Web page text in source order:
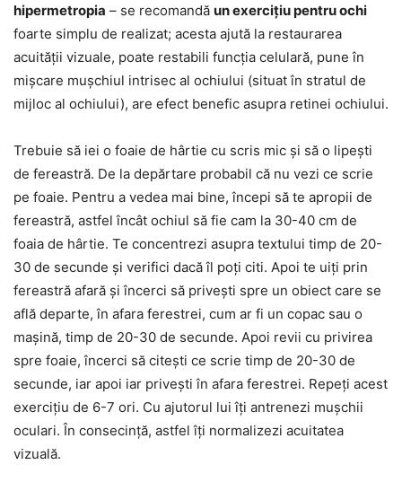
hipermetropia – se recomandă un exercițiu pentru ochi
foarte simplu de realizat; acesta ajută la restaurarea
acuității vizuale, poate restabili funcția celulară, pune în
mișcare mușchiul intrisec al ochiului (situat în stratul de
mijloc al ochiului), are efect benefic asupra retinei ochiului.
Trebuie să iei o foaie de hârtie cu scris mic și să o lipești
de fereastră. De la depărtare probabil că nu vezi ce scrie
pe foaie. Pentru a vedea mai bine, începi să te apropii de
fereastră, astfel încât ochiul să fie cam la 30-40 cm de
foaia de hârtie. Te concentrezi asupra textului timp de 20-
30 de secunde și verifici dacă îl poți citi. Apoi te uiți prin
fereastră afară și încerci să privești spre un obiect care se
află departe, în afara ferestrei, cum ar fi un copac sau o
mașină, timp de 20-30 de secunde. Apoi revii cu privirea
spre foaie, încerci să citești ce scrie timp de 20-30 de
secunde, iar apoi iar privești în afara ferestrei. Repeți acest
exercițiu de 6-7 ori. Cu ajutorul lui îți antrenezi mușchii
oculari. În consecință, astfel îți normalizezi acuitatea
vizuală.